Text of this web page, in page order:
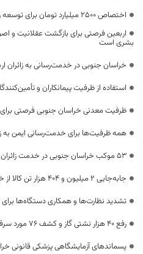
اختصاص 2500 میلیارد تومان برای توسعه راه‌های دوبانده خراسان جنوبی
اربعین فرصتی برای بازگشت عقلانیت و
بشری است
خراسان جنوبی در خدمت‌رسانی به
استفاده از ظرفیت پیمانکاران و
ظرفیت معدنی خراسان جنوبی فرصتی
همه ظرفیت‌ها برای خدمت‌رسانی ایمن به
53 موکب خراسان جنوبی در خدمت زائران اربعین
جابه‌جایی 2 میلیون و 404 هزار تن کالا از خراسان جنوبی به سراسر کشور
تشدید نظارت‌ها و همکاری دستگاه‌ها
رفع 40 هزار نشتی گاز و کشف 76 مورد سرقت گاز در چهار ماهه نخست سال
پسماندهای آزمایشگاهی پزشکی قانونی